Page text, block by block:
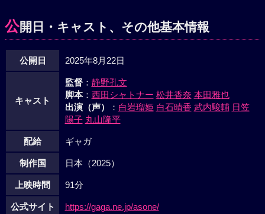
公開日・キャスト、その他基本情報
公開日 2025年8月22日
キャスト
監督： 静野孔文
脚本： 西田シャトナー 松井香奈 本田雅也
出演（声）
： 白岩瑠姫 白石晴香 武内駿輔 日笠
陽子 丸山隆平
配給 ギャガ
制作国 日本（2025）
上映時間 91分
公式サイト https://gaga.ne.jp/asone/